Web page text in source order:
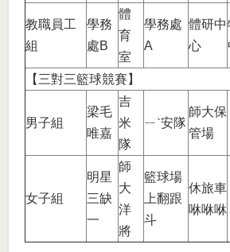
教職員工
組
學務
處B
體
育
室
學務處
A
體研中
心
【三對三籃球競賽】
男子組
梁毛
唯嘉
吉
米
隊
ㄧˋ安隊
師大保
管場
女子組
明星
三缺
一
師
大
洋
將
籃球場
上翻跟
斗
休旅車
咻咻咻